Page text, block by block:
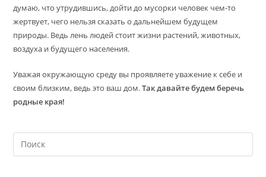
думаю, что утрудившись, дойти до мусорки человек чем-то
жертвует, чего нельзя сказать о дальнейшем будущем
природы. Ведь лень людей стоит жизни растений, животных,
воздуха и будущего населения.
Уважая окружающую среду вы проявляете уважение к себе и
своим близким, ведь это ваш дом.Так давайте будем беречь
родные края!